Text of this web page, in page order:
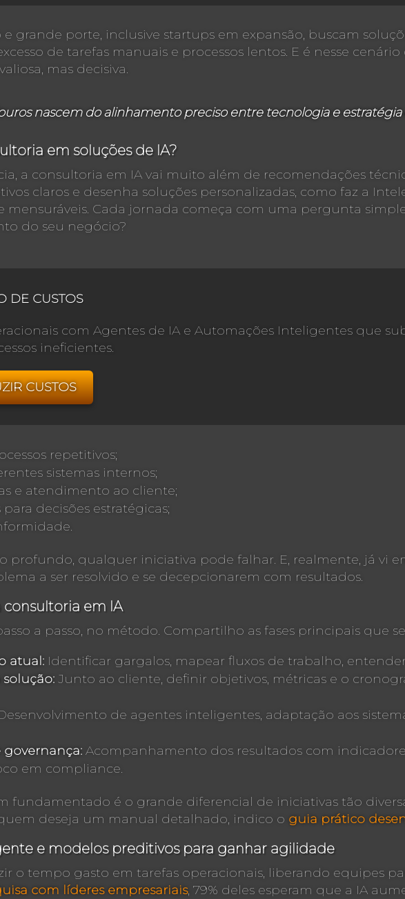
e grande porte, inclusive startups em expansão, buscam
de tarefas manuais e processos lentos. E é nesse
mas decisiva.
nascem do alinhamento preciso entre tecnologia e estratégia
em soluções de IA?
a consultoria em IA vai muito além de recomendações
claros e desenha soluções personalizadas, como faz a
mensuráveis. Cada jornada começa com uma pergunta
do seu negócio?
DE CUSTOS
com Agentes de IA e Automações Inteligentes que
ineficientes.
CUSTOS
repetitivos;
sistemas internos;
e atendimento ao cliente;
decisões estratégicas;
profundo, qualquer iniciativa pode falhar. E, realmente, já vi
a ser resolvido e se decepcionarem com resultados.
consultoria em IA
a passo, no método. Compartilho as fases principais que
atual: Identificar gargalos, mapear fluxos de trabalho,
Junto ao cliente, definir objetivos, métricas e o
de agentes inteligentes, adaptação aos
Acompanhamento dos resultados com
em compliance.
fundamentado é o grande diferencial de iniciativas tão
deseja um manual detalhado, indico o guia prático
e modelos preditivos para ganhar agilidade
o tempo gasto em tarefas operacionais, liberando equipes
com líderes empresariais, 79% deles esperam que a IA